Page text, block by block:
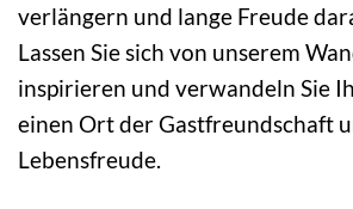
verlängern und lange Freude
Lassen Sie sich von unserem
inspirieren und verwandeln Sie
einen Ort der Gastfreundschaft
Lebensfreude.